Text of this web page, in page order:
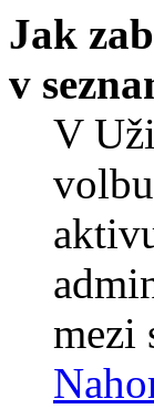
Jak
v
V
volbu
mezi